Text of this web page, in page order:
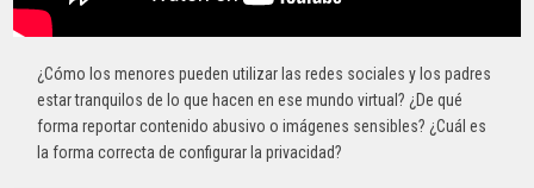
¿Cómo los menores pueden utilizar las redes sociales y los padres
estar tranquilos de lo que hacen en ese mundo virtual? ¿De qué
forma reportar contenido abusivo o imágenes sensibles? ¿Cuál es
la forma correcta de configurar la privacidad?